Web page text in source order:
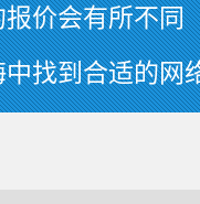
价会有所不同
找到合适的网